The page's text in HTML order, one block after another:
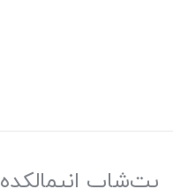
پت‌شاپ انیمالکده